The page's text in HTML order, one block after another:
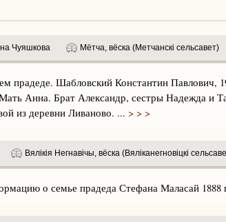
Чуяшкова Мётча, вёска (Метчанскі сельсавет)
прадеде. Шабловский Константин Павлович,
Анна. Брат Александр, сестры Надежда и
из деревни Ливаново. ... > > >
Вялікія Негнавічы, вёска (Вяліканегновіцкі
о семье прадеда Стефана Маласай 1888